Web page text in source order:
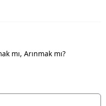
mı, Arınmak mı?